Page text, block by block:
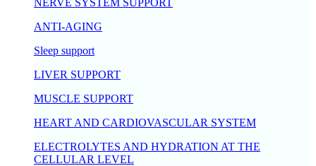
ANTI-AGING
Sleep support
LIVER SUPPORT
MUSCLE SUPPORT
HEART AND CARDIOVASCULAR SYSTEM
ELECTROLYTES AND HYDRATION AT THE
CELLULAR LEVEL